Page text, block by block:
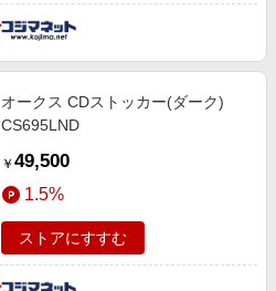
オークス CDストッカー(ダーク)
CS695LND
￥ 49,500
1.5%
ストアにすすむ